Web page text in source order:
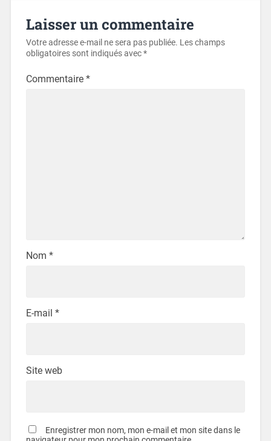
Laisser un commentaire
Votre adresse e-mail ne sera pas publiée. Les champs
obligatoires sont indiqués avec*
Commentaire *
Nom *
E-mail *
Site web
Enregistrer mon nom, mon e-mail et mon site dans le